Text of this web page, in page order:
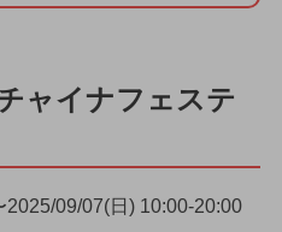
ャイナフェステ
09/07(日) 10:00-20:00